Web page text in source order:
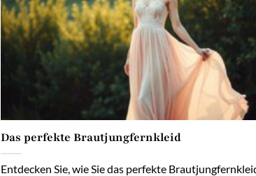
Das perfekte Brautjungfernkleid
Entdecken Sie, wie Sie das perfekte